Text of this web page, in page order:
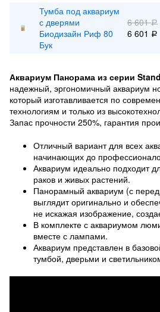
Тумба под аквариум
с дверями
Биодизайн Риф 80
Бук
6 601Р
6 601 Р
Аквариум Панорама из серии
надежный, эргономичный аквариум
который изготавливается по
технологиям и только из
Запас прочности 250%, гарантия
Отличный вариант для всех
начинающих до
Аквариум идеально подходит
раков и живых растений.
Панорамный аквариум (с
выглядит оригинально и
не искажая изображение,
В комплекте с аквариумом
вместе с лампами.
Аквариум представлен в
тумбой, дверьми и